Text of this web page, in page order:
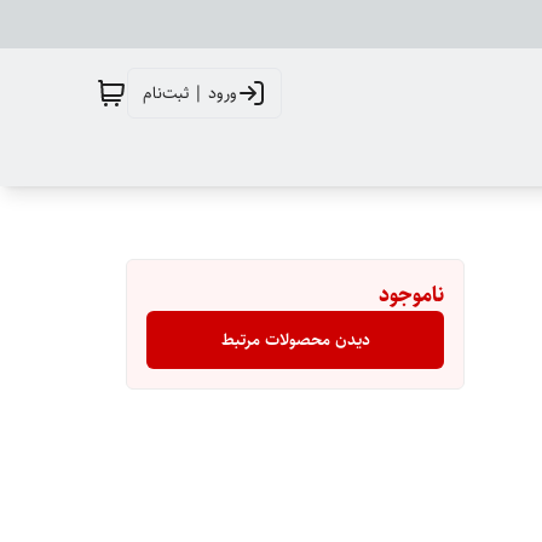
ورود | ثبت‌نام
ناموجود
دیدن محصولات مرتبط